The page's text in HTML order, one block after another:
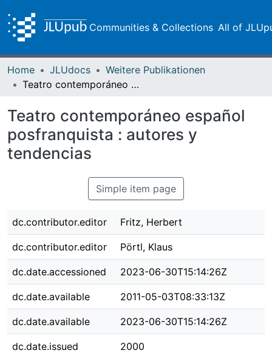
Communities & Collections All of
Home JLUdocs
Weitere Publikationen
Teatro contemporáneo español posfranquista : autores y tendencias
Teatro contemporáneo español
posfranquista : autores y
tendencias
Simple item page
dc.contributor.editor Fritz, Herbert
dc.contributor.editor Pörtl, Klaus
dc.date.accessioned 2023-06-30T15:14:26Z
dc.date.available 2011-05-03T08:33:13Z
dc.date.available 2023-06-30T15:14:26Z
dc.date.issued 2000